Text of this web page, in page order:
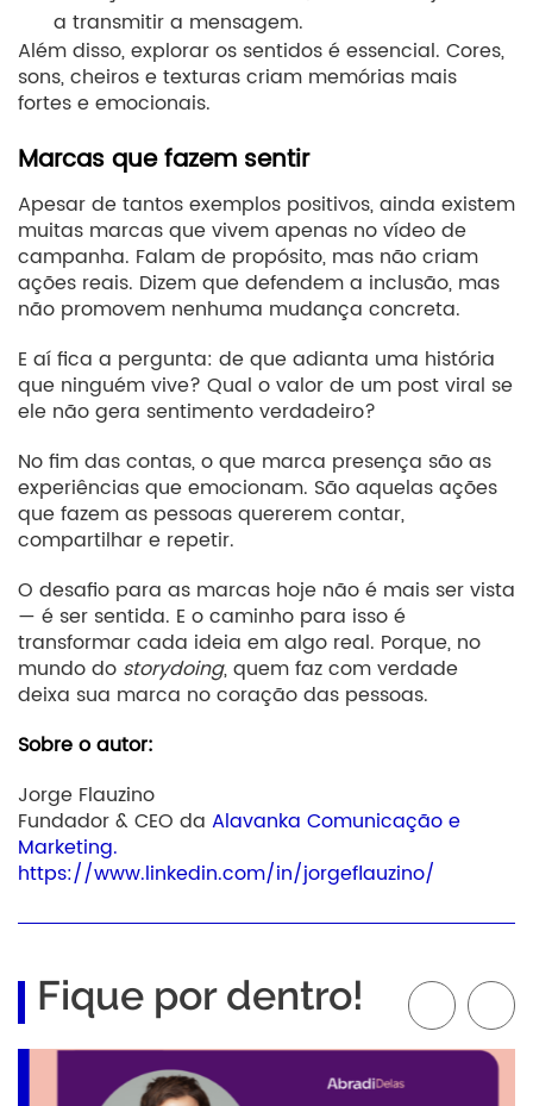
a transmitir a mensagem.
Além disso, explorar os sentidos é essencial. Cores,
sons, cheiros e texturas criam memórias mais
fortes e emocionais.
Marcas que fazem sentir
Apesar de tantos exemplos positivos, ainda existem
muitas marcas que vivem apenas no vídeo de
campanha. Falam de propósito, mas não criam
ações reais. Dizem que defendem a inclusão, mas
não promovem nenhuma mudança concreta.
E aí fica a pergunta: de que adianta uma história
que ninguém vive? Qual o valor de um post viral se
ele não gera sentimento verdadeiro?
No fim das contas, o que marca presença são as
experiências que emocionam. São aquelas ações
que fazem as pessoas quererem contar,
compartilhar e repetir.
O desafio para as marcas hoje não é mais ser vista
— é ser sentida. E o caminho para isso é
transformar cada ideia em algo real. Porque, no
mundo do storydoing, quem faz com verdade
deixa sua marca no coração das pessoas.
Sobre o autor:
Jorge Flauzino
Fundador & CEO da Alavanka Comunicação e
Marketing.
https://www.linkedin.com/in/jorgeflauzino/
Fique por dentro!